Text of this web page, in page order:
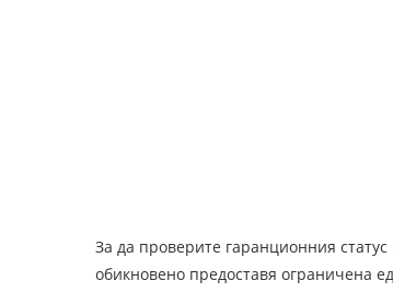
За да проверите гаранционния
обикновено предоставя ограничена